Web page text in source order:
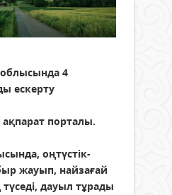
4
ескерту
ақпарат порталы.
оңтүстік-
жауып, найзағай
дауыл тұрады